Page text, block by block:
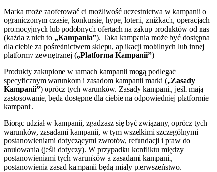
Marka może zaoferować ci możliwość uczestnictwa w kampanii o
ograniczonym czasie, konkursie, hype, loterii, zniżkach, operacjach
promocyjnych lub podobnych ofertach na zakup produktów od nas
(każda z nich to „Kampania”). Taka kampania może być dostępna
dla ciebie za pośrednictwem sklepu, aplikacji mobilnych lub innej
platformy zewnętrznej („Platforma Kampanii”).
Produkty zakupione w ramach kampanii mogą podlegać
specyficznym warunkom i zasadom kampanii marki („Zasady
Kampanii”) oprócz tych warunków. Zasady kampanii, jeśli mają
zastosowanie, będą dostępne dla ciebie na odpowiedniej platformie
kampanii.
Biorąc udział w kampanii, zgadzasz się być związany, oprócz tych
warunków, zasadami kampanii, w tym wszelkimi szczególnymi
postanowieniami dotyczącymi zwrotów, refundacji i praw do
anulowania (jeśli dotyczy). W przypadku konfliktu między
postanowieniami tych warunków a zasadami kampanii,
postanowienia zasad kampanii będą miały pierwszeństwo.